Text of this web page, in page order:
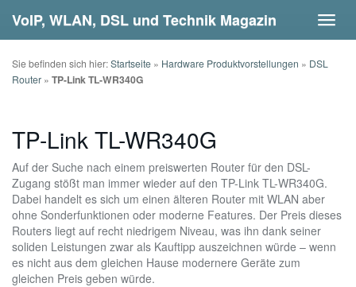
main
VoIP, WLAN, DSL und Technik Magazin
Sie befinden sich hier:Startseite » Hardware Produktvorstellungen » DSL
Router » TP-Link TL-WR340G
TP-Link TL-WR340G
Auf der Suche nach einem preiswerten Router für den DSL-
Zugang stößt man immer wieder auf den TP-Link TL-WR340G.
Dabei handelt es sich um einen älteren Router mit WLAN aber
ohne Sonderfunktionen oder moderne Features. Der Preis dieses
Routers liegt auf recht niedrigem Niveau, was ihn dank seiner
soliden Leistungen zwar als Kauftipp auszeichnen würde – wenn
es nicht aus dem gleichen Hause modernere Geräte zum
gleichen Preis geben würde.